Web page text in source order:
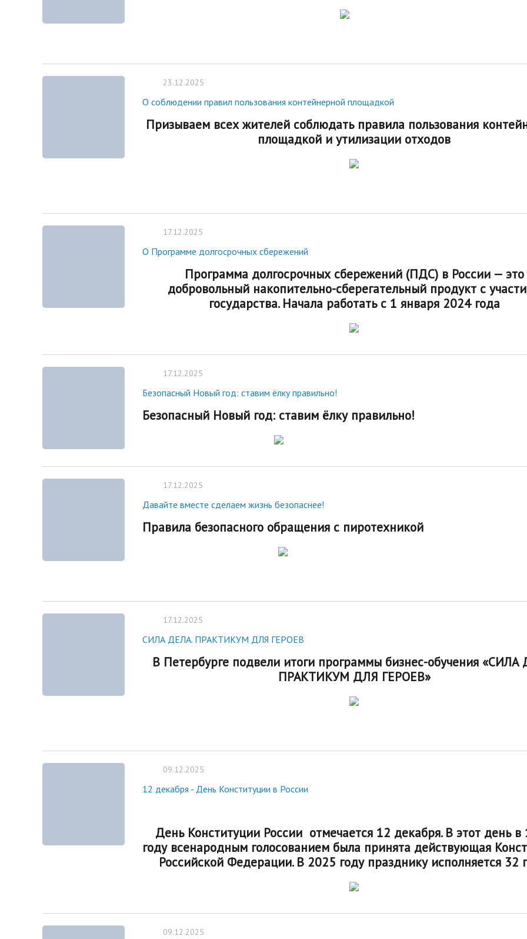
23.12.2025
О соблюдении правил пользования контейнерной площадкой
Призываем всех жителей соблюдать правила пользования
площадкой и утилизации отходов
17.12.2025
О Программе долгосрочных сбережений
Программа долгосрочных сбережений (ПДС) в России — это
добровольный накопительно-сберегательный продукт с
государства. Начала работать с 1 января 2024 года
17.12.2025
Безопасный Новый год: ставим ёлку правильно!
Безопасный Новый год: ставим ёлку правильно!
17.12.2025
Давайте вместе сделаем жизнь безопаснее!
Правила безопасного обращения с пиротехникой
17.12.2025
СИЛА ДЕЛА. ПРАКТИКУМ ДЛЯ ГЕРОЕВ
В Петербурге подвели итоги программы бизнес-обучения «СИЛА
ПРАКТИКУМ ДЛЯ ГЕРОЕВ»
09.12.2025
12 декабря - День Конституции в России
День Конституции России отмечается 12 декабря. В этот день в
году всенародным голосованием была принята действующая
Российской Федерации. В 2025 году празднику исполняется 32
09.12.2025